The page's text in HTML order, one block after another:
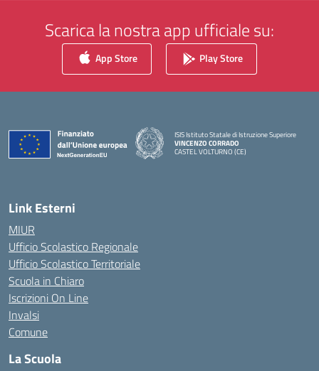
Scarica la nostra app ufficiale su:
App Store Play Store
ISIS Istituto Statale di Istruzione Superiore
VINCENZO CORRADO
CASTEL VOLTURNO (CE)
Link Esterni
MIUR
Ufficio Scolastico Regionale
Ufficio Scolastico Territoriale
Scuola in Chiaro
Iscrizioni On Line
Invalsi
Comune
La Scuola